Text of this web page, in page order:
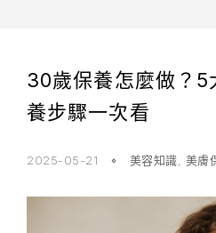
30歲保養怎麼做？5
養步驟一次看
2025-05-21 美容知識 美膚